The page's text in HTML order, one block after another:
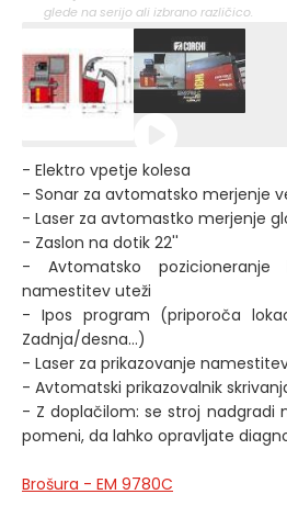
glede na serijo ali izbrano različico.
- Elektro vpetje kolesa
- Sonar za avtomatsko merjenje
- Laser za avtomastko merjenje
- Zaslon na dotik 22''
- Avtomatsko
namestitev uteži
- Ipos program (priporoča
Zadnja/desna...)
- Laser za prikazovanje
- Avtomatski prikazovalnik
- Z doplačilom: se stroj nadgradi
pomeni, da lahko opravljate
Brošura - EM 9780C